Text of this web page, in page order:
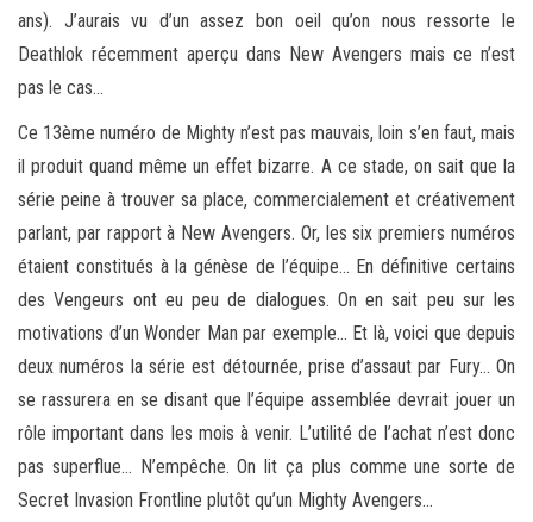
ans). J’aurais vu d’un assez bon oeil qu’on nous ressorte le
Deathlok récemment aperçu dans New Avengers mais ce n’est
pas le cas…
Ce 13ème numéro de Mighty n’est pas mauvais, loin s’en faut, mais
il produit quand même un effet bizarre. A ce stade, on sait que la
série peine à trouver sa place, commercialement et créativement
parlant, par rapport à New Avengers. Or, les six premiers numéros
étaient constitués à la génèse de l’équipe… En définitive certains
des Vengeurs ont eu peu de dialogues. On en sait peu sur les
motivations d’un Wonder Man par exemple… Et là, voici que depuis
deux numéros la série est détournée, prise d’assaut par Fury… On
se rassurera en se disant que l’équipe assemblée devrait jouer un
rôle important dans les mois à venir. L’utilité de l’achat n’est donc
pas superflue… N’empêche. On lit ça plus comme une sorte de
Secret Invasion Frontline plutôt qu’un Mighty Avengers…